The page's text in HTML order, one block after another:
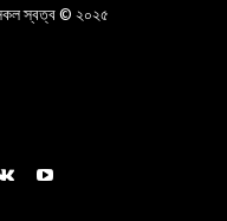
সকল স্বত্ব © ২০২৫